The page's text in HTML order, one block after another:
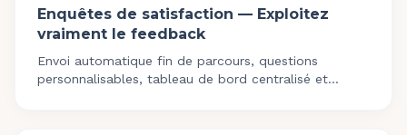
Enquêtes de satisfaction — Exploitez
vraiment le feedback
Envoi automatique fin de parcours, questions
personnalisables, tableau de bord centralisé et